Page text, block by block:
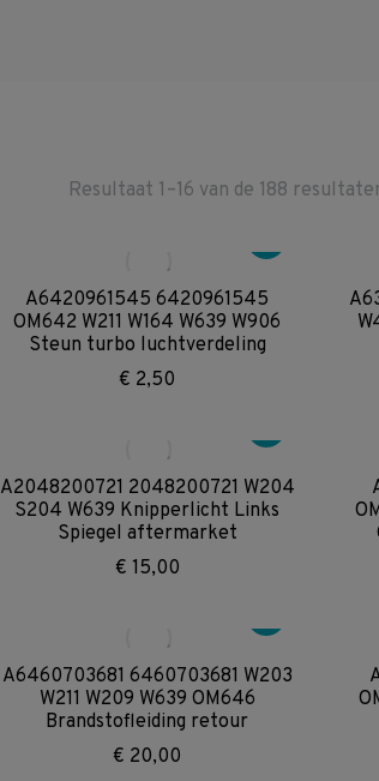
Resultaat 1–16 van de 188
A6420961545 6420961545
OM642 W211 W164 W639 W906
Steun turbo luchtverdeling
€ 2,50
A2048200721 2048200721 W204
S204 W639 Knipperlicht Links
Spiegel aftermarket
€ 15,00
A6460703681 6460703681 W203
W211 W209 W639 OM646
Brandstofleiding retour
€ 20,00